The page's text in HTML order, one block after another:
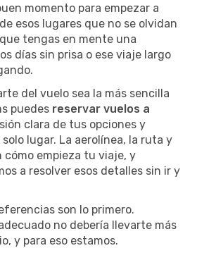
momento para empezar a
esos lugares que no se olvidan
tengas en mente una
días sin prisa o ese viaje largo
del vuelo sea la más sencilla
puedes reservar vuelos a
clara de tus opciones y
lugar. La aerolínea, la ruta y
cómo empieza tu viaje, y
a resolver esos detalles sin ir y
son lo primero.
no debería llevarte más
y para eso estamos.